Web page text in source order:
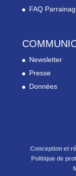
FAQ
Newsletter
Presse
Données
Conception et
Politique de